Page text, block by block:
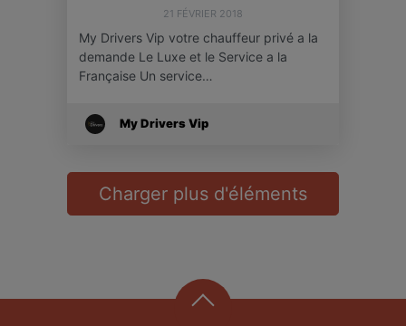
21 FÉVRIER 2018
My Drivers Vip votre chauffeur privé a la
demande Le Luxe et le Service a la
Française Un service…
My Drivers Vip
Charger plus d'éléments